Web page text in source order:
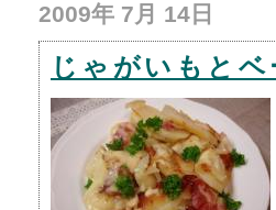
2009年 7月 14日
じゃがいもと